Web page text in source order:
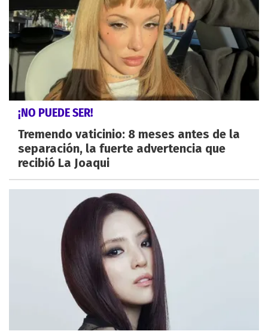
¡NO PUEDE SER!
Tremendo vaticinio: 8 meses antes de la
separación, la fuerte advertencia que
recibió La Joaqui